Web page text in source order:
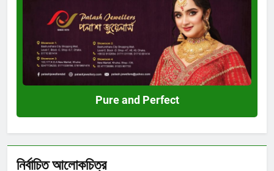
Pure and Perfect
নির্বাচিত আলোকচিত্র